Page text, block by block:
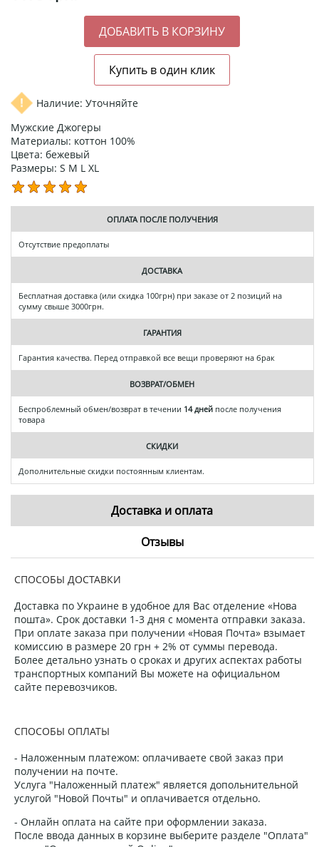
Наличие: Уточняйте
Мужские Джогеры
Материалы: коттон 100%
Цвета: бежевый
Размеры: S M L XL
ОПЛАТА ПОСЛЕ ПОЛУЧЕНИЯ
Отсутствие предоплаты
ДОСТАВКА
Бесплатная доставка (или скидка 100грн) при заказе от 2 позиций на
сумму свыше 3000грн.
ГАРАНТИЯ
Гарантия качества. Перед отправкой все вещи проверяют на брак
ВОЗВРАТ/ОБМЕН
Беспроблемный обмен/возврат в течении 14 дней после получения
товара
СКИДКИ
Дополнительные скидки постоянным клиентам.
Доставка и оплата
Отзывы
СПОСОБЫ ДОСТАВКИ
Доставка по Украине в удобное для Вас отделение «Нова
пошта». Срок доставки 1-3 дня с момента отправки заказа.
При оплате заказа при получении «Новая Почта» взымает
комиссию в размере 20 грн + 2% от суммы перевода.
Более детально узнать о сроках и других аспектах работы
транспортных компаний Вы можете на официальном
сайте перевозчиков.
СПОСОБЫ ОПЛАТЫ
- Наложенным платежом: оплачиваете свой заказ при
получении на почте.
Услуга "Наложенный платеж" является допольнительной
услугой "Новой Почты" и оплачивается отдельно.
- Онлайн оплата на сайте при оформлении заказа.
После ввода данных в корзине выберите разделе "Оплата"